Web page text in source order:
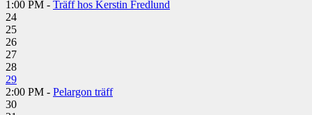
1:00 PM - Träff hos Kerstin Fredlund
24
25
26
27
28
29
2:00 PM - Pelargon träff
30